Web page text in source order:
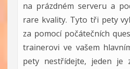
na prázdném serveru a
rare kvality. Tyto tři pety
za pomocí počátečních
trainerovi ve vašem
pety nestřídejte, jeden je